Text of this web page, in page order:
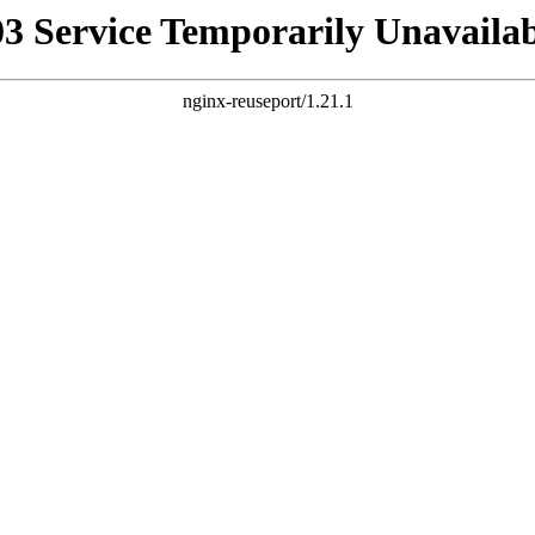
Service Temporarily
nginx-reuseport/1.21.1